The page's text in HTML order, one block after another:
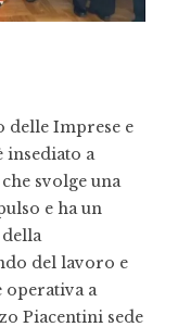
delle Imprese e
insediato a
svolge una
e ha un
del lavoro e
a
Piacentini sede